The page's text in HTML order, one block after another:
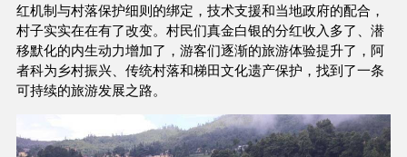
红机制与村落保护细则的绑定，技术支援和当地政府的配合，
村子实实在在有了改变。村民们真金白银的分红收入多了、潜
移默化的内生动力增加了，游客们逐渐的旅游体验提升了，阿
者科为乡村振兴、传统村落和梯田文化遗产保护，找到了一条
可持续的旅游发展之路。